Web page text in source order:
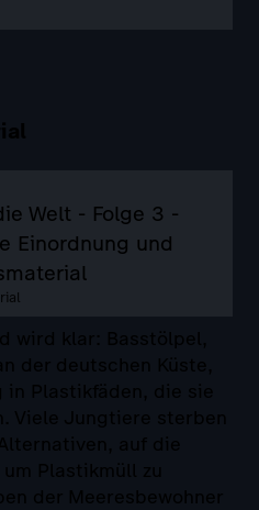
Welt - Folge 3 -
Einordnung und
wird klar: Basstölpel,
der deutschen Küste,
Plastikfäden, die sie
Viele Jungtiere sterben
auf die
Plastikmüll zu
der Meeresbewohner